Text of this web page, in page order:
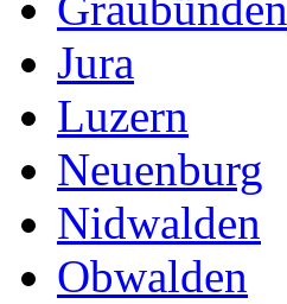
Jura
Luzern
Neuenburg
Nidwalden
Obwalden